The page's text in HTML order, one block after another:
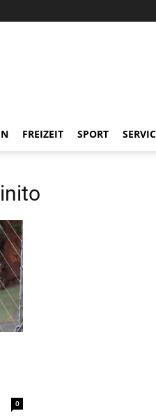
FREIZEIT SPORT
0